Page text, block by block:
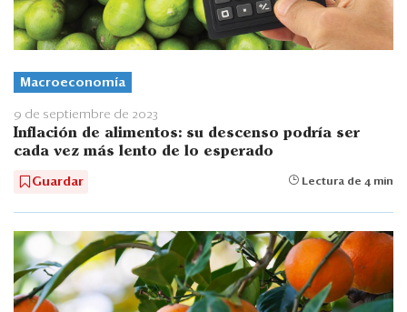
Macroeconomía
9 de septiembre de 2023
Inflación de alimentos: su descenso podría ser
cada vez más lento de lo esperado
Guardar Lectura de 4 min